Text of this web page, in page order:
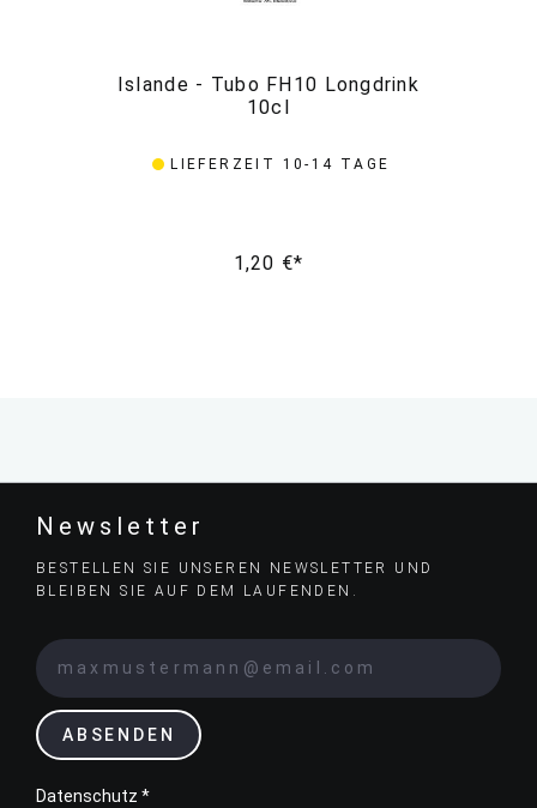
Islande - Tubo FH10 Longdrink
10cl
LIEFERZEIT 10-14 TAGE
1,20 €*
Newsletter
BESTELLEN SIE UNSEREN NEWSLETTER UND
BLEIBEN SIE AUF DEM LAUFENDEN.
ABSENDEN
Datenschutz *